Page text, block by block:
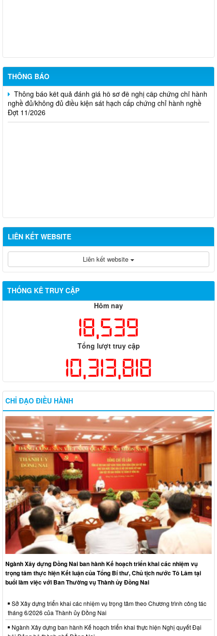
THÔNG BÁO
nghề đủ/không đủ điều kiện sát hạch cấp chứng chỉ hành nghề
Đợt 10/2026
Thông báo kết quả đánh giá hồ sơ đề nghị cấp chứng chỉ hành
nghề đủ/không đủ điều kiện sát hạch cấp chứng chỉ hành nghề
Đợt 11/2026
LIÊN KẾT WEBSITE
Liên kết website
THỐNG KÊ TRUY CẬP
Hôm nay
18,539
Tổng lượt truy cập
10,313,818
CHỈ ĐẠO ĐIỀU HÀNH
Ngành Xây dựng Đồng Nai ban hành Kế hoạch triển khai các nhiệm vụ
trọng tâm thực hiện Kết luận của Tổng Bí thư, Chủ tịch nước Tô Lâm tại
buổi làm việc với Ban Thường vụ Thành ủy Đồng Nai
Sở Xây dựng triển khai các nhiệm vụ trọng tâm theo Chương trình công tác
tháng 6/2026 của Thành ủy Đồng Nai
Ngành Xây dựng ban hành Kế hoạch triển khai thực hiện Nghị quyết Đại